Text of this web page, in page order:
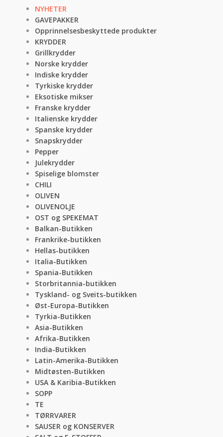
NYHETER
GAVEPAKKER
Opprinnelsesbeskyttede produkter
KRYDDER
Grillkrydder
Norske krydder
Indiske krydder
Tyrkiske krydder
Eksotiske mikser
Franske krydder
Italienske krydder
Spanske krydder
Snapskrydder
Pepper
Julekrydder
Spiselige blomster
CHILI
OLIVEN
OLIVENOLJE
OST og SPEKEMAT
Balkan-Butikken
Frankrike-butikken
Hellas-butikken
Italia-Butikken
Spania-Butikken
Storbritannia-butikken
Tyskland- og Sveits-butikken
Øst-Europa-Butikken
Tyrkia-Butikken
Asia-Butikken
Afrika-Butikken
India-Butikken
Latin-Amerika-Butikken
Midtøsten-Butikken
USA & Karibia-Butikken
SOPP
TE
TØRRVARER
SAUSER og KONSERVER